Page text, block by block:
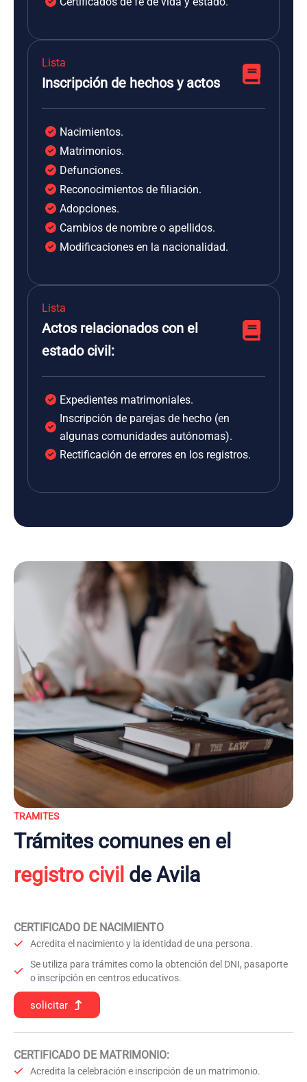
Lista
Inscripción de hechos y actos
Nacimientos.
Matrimonios.
Defunciones.
Reconocimientos de filiación.
Adopciones.
Cambios de nombre o apellidos.
Modificaciones en la nacionalidad.
Lista
Actos relacionados con el
estado civil:
Expedientes matrimoniales.
Inscripción de parejas de hecho (en
algunas comunidades autónomas).
Rectificación de errores en los registros.
TRAMITES
Trámites comunes en el
registro civil de Avila
CERTIFICADO DE NACIMIENTO
Acredita el nacimiento y la identidad de una persona.
Se utiliza para trámites como la obtención del DNI, pasaporte
o inscripción en centros educativos.
solicitar
CERTIFICADO DE MATRIMONIO:
Acredita la celebración e inscripción de un matrimonio.